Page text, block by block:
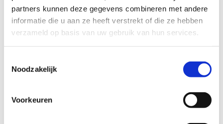
partners kunnen deze gegevens combineren met andere
informatie die u aan ze heeft verstrekt of die ze hebben
verzameld op basis van uw gebruik van hun services.
Noodzakelijk
Voorkeuren
maken en mensen stimuleren om actiever te
bewegen en te sporten, ook richting
sportverenigingen. Dé ideale opwarming!